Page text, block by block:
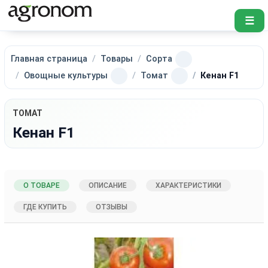
☰
Главная страница Товары
Сорта
Овощные культуры
Томат Кенан F1
ТОМАТ
Кенан F1
О ТОВАРЕ ОПИСАНИЕ ХАРАКТЕРИСТИКИ
ГДЕ КУПИТЬ ОТЗЫВЫ